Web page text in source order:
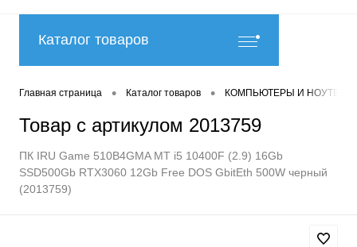
Каталог товаров
Главная страница • Каталог товаров • КОМПЬЮТЕРЫ И
Товар с артикулом 2013759
ПК IRU Game 510B4GMA MT i5 10400F (2.9) 16Gb
SSD500Gb RTX3060 12Gb Free DOS GbitEth 500W черный
(2013759)